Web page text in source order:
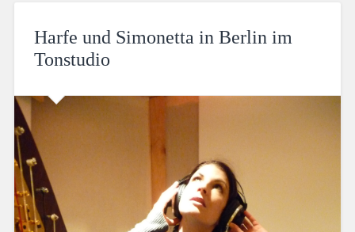
Harfe und Simonetta in Berlin im
Tonstudio